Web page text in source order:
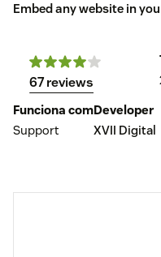
Embed any website in
67 reviews
Funciona com
Support
Developer
XVII Digital